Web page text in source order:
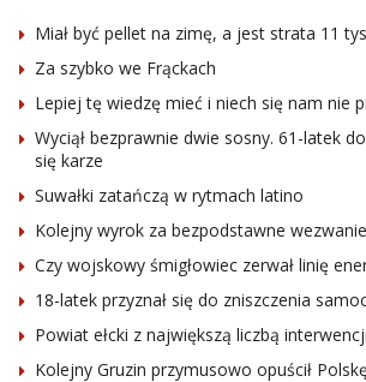
Miał być pellet na zimę, a jest strata 11
Za szybko we Frąckach
Lepiej tę wiedzę mieć i niech się nam nie
Wyciął bezprawnie dwie sosny. 61-latek
się karze
Suwałki zatańczą w rytmach latino
Kolejny wyrok za bezpodstawne wezwanie
Czy wojskowy śmigłowiec zerwał linię
18-latek przyznał się do zniszczenia
Powiat ełcki z największą liczbą
Kolejny Gruzin przymusowo opuścił Polskę